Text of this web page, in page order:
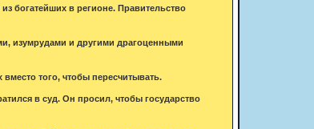
богатейших в регионе. Правительство
изумрудами и другими драгоценными
того, чтобы пересчитывать.
в суд. Он просил, чтобы государство